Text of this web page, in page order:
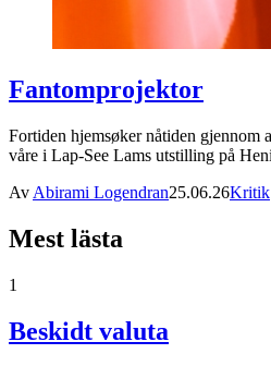
Fantomprojektor
Fortiden hjemsøker nåtiden gjennom
våre i Lap-See Lams utstilling på
Av Abirami Logendran25.06.26Kritik
Mest lästa
1
Beskidt valuta